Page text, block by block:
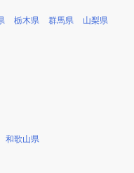
栃木県 群馬県 山梨県
和歌山県